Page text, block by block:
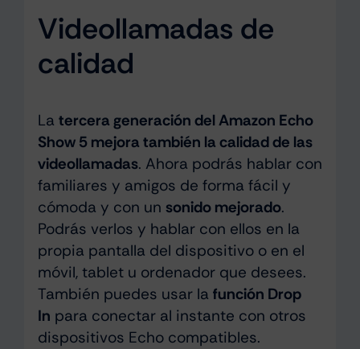
Videollamadas de
calidad
La tercera generación del Amazon Echo
Show 5 mejora también la calidad de las
videollamadas. Ahora podrás hablar con
familiares y amigos de forma fácil y
cómoda y con un sonido mejorado.
Podrás verlos y hablar con ellos en la
propia pantalla del dispositivo o en el
móvil, tablet u ordenador que desees.
También puedes usar la función Drop
In para conectar al instante con otros
dispositivos Echo compatibles.